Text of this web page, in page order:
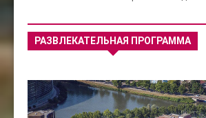
РАЗВЛЕКАТЕЛЬНАЯ ПРОГРАММА